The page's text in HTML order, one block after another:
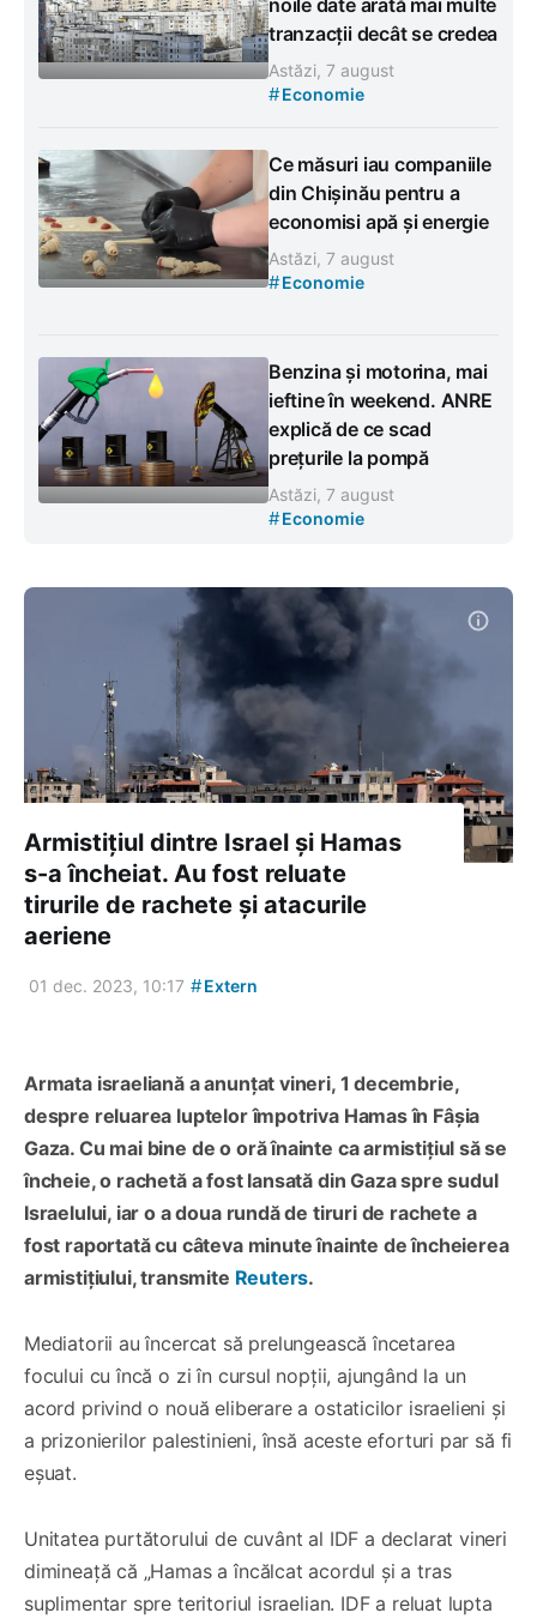
tranzacții decât se credea
Astăzi, 7 august
#Economie
Ce măsuri iau companiile
din Chișinău pentru a
economisi apă și energie
Astăzi, 7 august
#Economie
Benzina și motorina, mai
ieftine în weekend. ANRE
explică de ce scad
prețurile la pompă
Astăzi, 7 august
#Economie
Armistițiul dintre Israel și Hamas
s-a încheiat. Au fost reluate
tirurile de rachete și atacurile
aeriene
01 dec. 2023, 10:17 #Extern
Armata israeliană a anunțat vineri, 1 decembrie,
despre reluarea luptelor împotriva Hamas în Fâșia
Gaza. Cu mai bine de o oră înainte ca armistițiul să se
încheie, o rachetă a fost lansată din Gaza spre sudul
Israelului, iar o a doua rundă de tiruri de rachete a
fost raportată cu câteva minute înainte de încheierea
armistițiului, transmite Reuters.
Mediatorii au încercat să prelungească încetarea
focului cu încă o zi în cursul nopții, ajungând la un
acord privind o nouă eliberare a ostaticilor israelieni și
a prizonierilor palestinieni, însă aceste eforturi par să fi
eșuat.
Unitatea purtătorului de cuvânt al IDF a declarat vineri
dimineață că „Hamas a încălcat acordul și a tras
suplimentar spre teritoriul israelian. IDF a reluat lupta